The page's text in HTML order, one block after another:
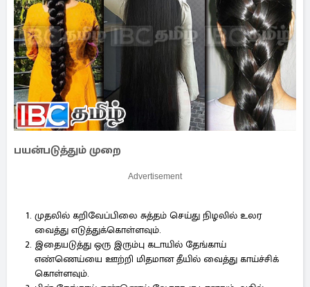
பயன்படுத்தும் முறை
Advertisement
முதலில் கறிவேப்பிலை சுத்தம் செய்து நிழலில் உலர
வைத்து எடுத்துக்கொள்ளவும்.
இதையடுத்து ஒரு இரும்பு கடாயில் தேங்காய்
எண்ணெய்யை ஊற்றி மிதமான தீயில் வைத்து காய்ச்சிக்
கொள்ளவும்.